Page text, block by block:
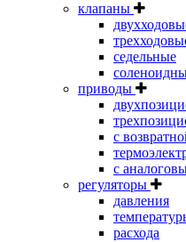
клапаны
седельные
приводы
с
с
регуляторы
давления
расхода